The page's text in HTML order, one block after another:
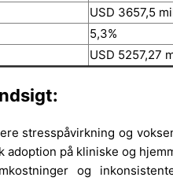
USD 3657,5
5,3%
USD 5257,27
stresspåvirkning og
på kliniske og
og